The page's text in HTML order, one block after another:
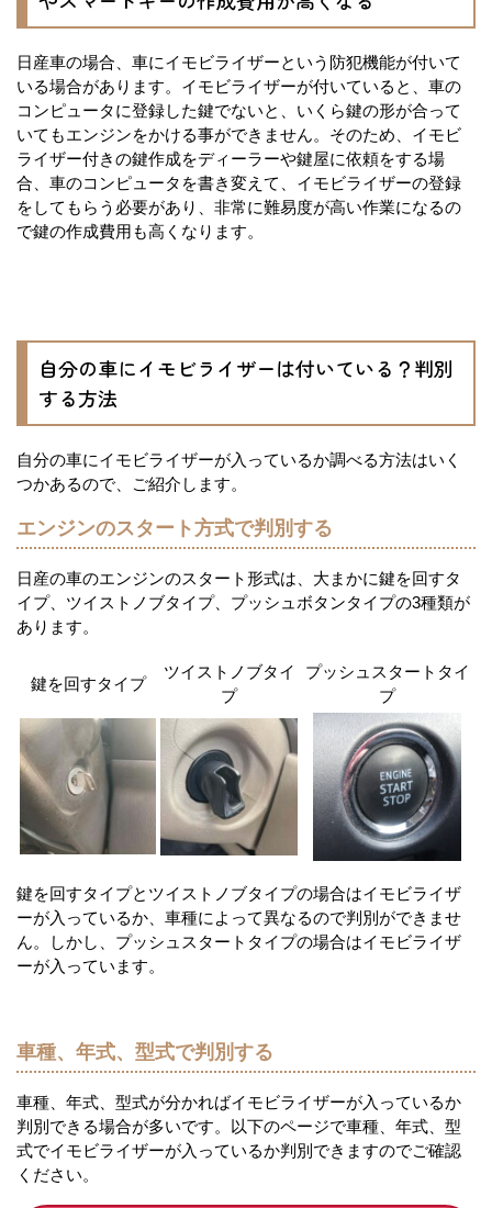
日産車の場合、車にイモビライザーという防犯機能が付いて
いる場合があります。イモビライザーが付いていると、車の
コンピュータに登録した鍵でないと、いくら鍵の形が合って
いてもエンジンをかける事ができません。そのため、イモビ
ライザー付きの鍵作成をディーラーや鍵屋に依頼をする場
合、車のコンピュータを書き変えて、イモビライザーの登録
をしてもらう必要があり、非常に難易度が高い作業になるの
で鍵の作成費用も高くなります。
自分の車にイモビライザーは付いている？判別
する方法
自分の車にイモビライザーが入っているか調べる方法はいく
つかあるので、ご紹介します。
エンジンのスタート方式で判別する
日産の車のエンジンのスタート形式は、大まかに鍵を回すタ
イプ、ツイストノブタイプ、プッシュボタンタイプの3種類が
あります。
鍵を回すタイプ
ツイストノブタイ
プ
プッシュスタートタイ
プ
鍵を回すタイプとツイストノブタイプの場合はイモビライザ
ーが入っているか、車種によって異なるので判別ができませ
ん。しかし、プッシュスタートタイプの場合はイモビライザ
ーが入っています。
車種、年式、型式で判別する
車種、年式、型式が分かればイモビライザーが入っているか
判別できる場合が多いです。以下のページで車種、年式、型
式でイモビライザーが入っているか判別できますのでご確認
ください。